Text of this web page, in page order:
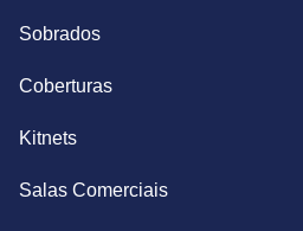
Sobrados
Coberturas
Kitnets
Salas Comerciais